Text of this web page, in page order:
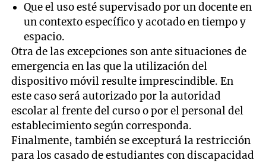
Que el uso esté supervisado por un docente en
un contexto específico y acotado en tiempo y
espacio.
Otra de las excepciones son ante situaciones de
emergencia en las que la utilización del
dispositivo móvil resulte imprescindible. En
este caso será autorizado por la autoridad
escolar al frente del curso o por el personal del
establecimiento según corresponda.
Finalmente, también se excepturá la restricción
para los casado de estudiantes con discapacidad